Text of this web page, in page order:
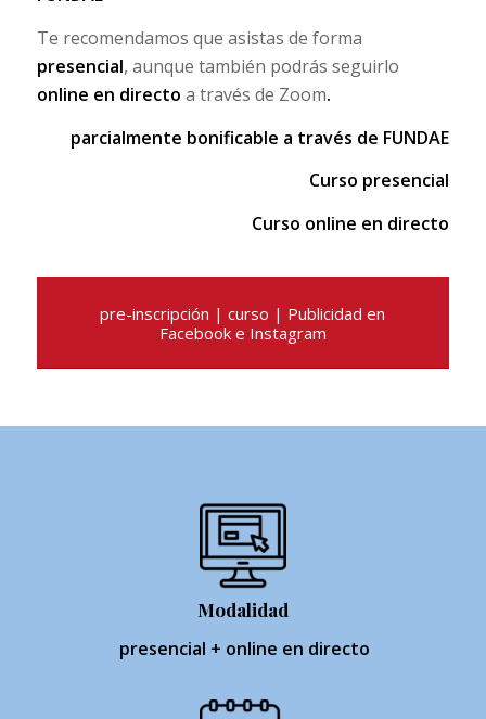
Te recomendamos que asistas de forma
presencial, aunque también podrás seguirlo
online en directo a través de Zoom.
parcialmente bonificable a través de FUNDAE
Curso presencial
Curso online en directo
pre-inscripción | curso | Publicidad en
Facebook e Instagram
Modalidad
presencial + online en directo